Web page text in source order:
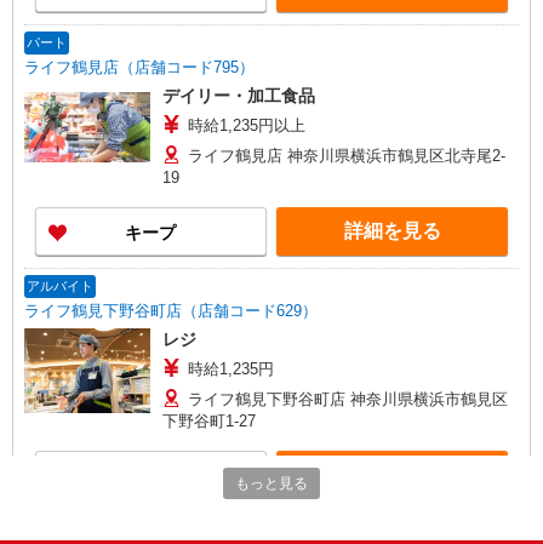
パート
ライフ鶴見店（店舗コード795）
デイリー・加工食品
時給1,235円以上
ライフ鶴見店 神奈川県横浜市鶴見区北寺尾2-
19
キープ 詳細を見る
アルバイト
ライフ鶴見下野谷町店（店舗コード629）
レジ
時給1,235円
ライフ鶴見下野谷町店 神奈川県横浜市鶴見区
下野谷町1-27
もっと見る